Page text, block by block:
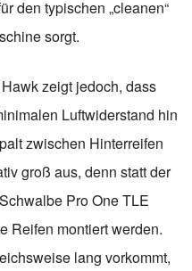
den typischen „cleanen“
sorgt.
zeigt jedoch, dass
Luftwiderstand hin
zwischen Hinterreifen
groß aus, denn statt der
Pro One TLE
Reifen montiert werden.
lang vorkommt,